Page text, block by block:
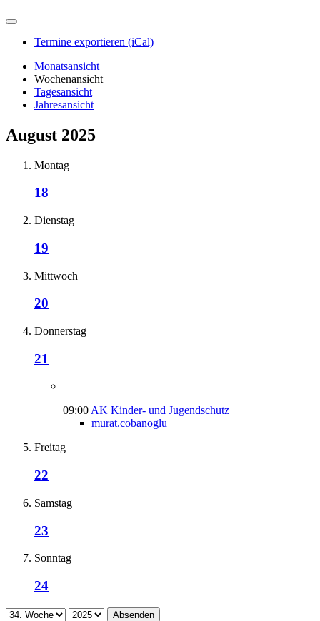
Termine exportieren (iCal)
Monatsansicht
Wochenansicht
Tagesansicht
Jahresansicht
August 2025
Montag
18
Dienstag
19
Mittwoch
20
Donnerstag
21
09:00 AK Kinder- und Jugendschutz
murat.cobanoglu
Freitag
22
Samstag
23
Sonntag
24
Absenden